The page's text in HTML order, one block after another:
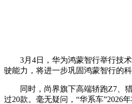
3月4日，华为鸿蒙智行举行技
驶能力，将进一步巩固鸿蒙智行的
同时，尚界旗下高端轿跑Z7、
过20款。毫无疑问，“华系车”2026